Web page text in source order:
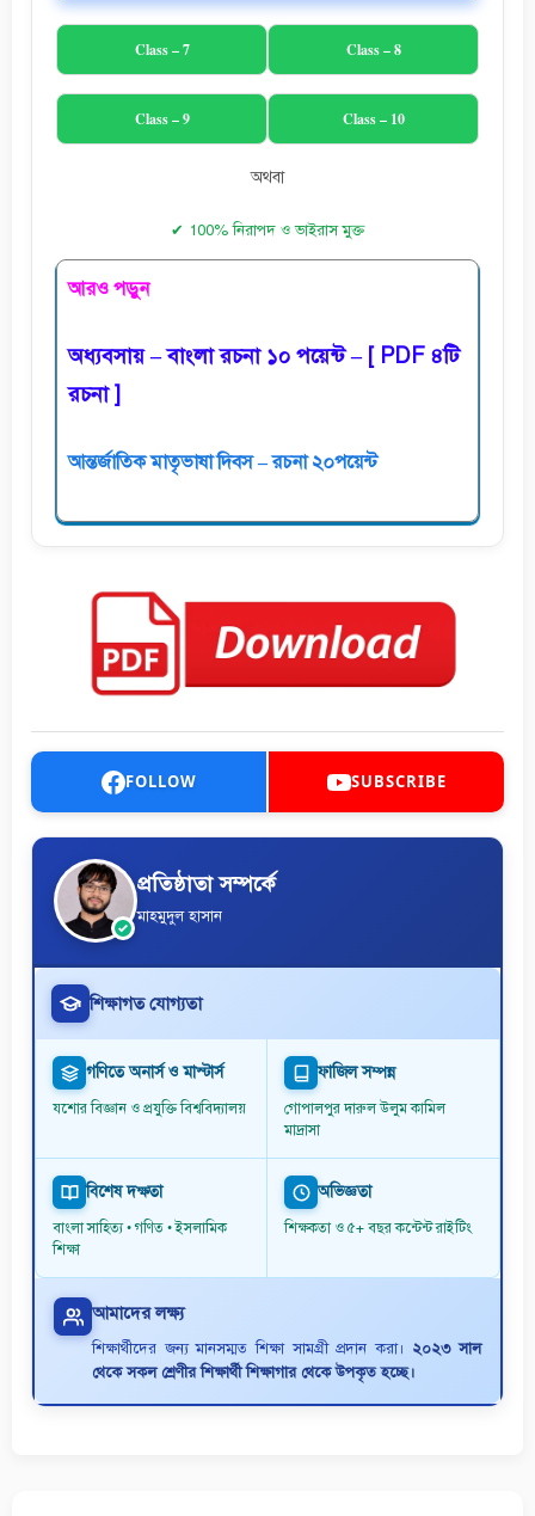
Class – 7 Class – 8
Class – 9 Class – 10
অথবা
✔ 100% নিরাপদ ও ভাইরাস মুক্ত
আরও পড়ুন
অধ্যবসায় – বাংলা রচনা ১০ পয়েন্ট – [ PDF ৪টি
রচনা ]
আন্তর্জাতিক মাতৃভাষা দিবস – রচনা ২০পয়েন্ট
FOLLOW SUBSCRIBE
প্রতিষ্ঠাতা সম্পর্কে
মাহমুদুল হাসান
শিক্ষাগত যোগ্যতা
গণিতে অনার্স ও মাস্টার্স
যশোর বিজ্ঞান ও প্রযুক্তি বিশ্ববিদ্যালয়
ফাজিল সম্পন্ন
গোপালপুর দারুল উলুম কামিল
মাদ্রাসা
বিশেষ দক্ষতা
বাংলা সাহিত্য • গণিত • ইসলামিক
শিক্ষা
অভিজ্ঞতা
শিক্ষকতা ও ৫+ বছর কন্টেন্ট রাইটিং
আমাদের লক্ষ্য
শিক্ষার্থীদের জন্য মানসম্মত শিক্ষা সামগ্রী প্রদান করা। ২০২৩ সাল
থেকে সকল শ্রেণীর শিক্ষার্থী শিক্ষাগার থেকে উপকৃত হচ্ছে।